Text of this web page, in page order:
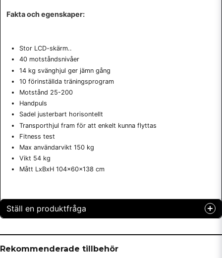
Fakta och egenskaper:
Stor LCD-skärm..
40 motståndsnivåer
14 kg svänghjul ger jämn gång
10 förinställda träningsprogram
Motstånd 25-200
Handpuls
Sadel justerbart horisontellt
Transporthjul fram för att enkelt kunna flyttas
Fitness test
Max användarvikt 150 kg
Vikt 54 kg
Mått LxBxH 104x60x138 cm
Ställ en produktfråga
Fråga oss något om denna produkten...
Rekommenderade tillbehör